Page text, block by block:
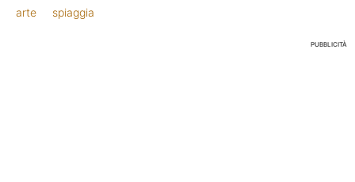
arte spiaggia
PUBBLICITÀ